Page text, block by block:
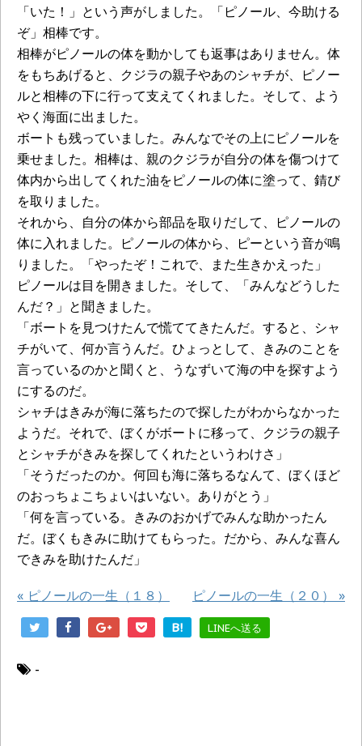
「いた！」という声がしました。「ピノール、今助ける
ぞ」相棒です。
相棒がピノールの体を動かしても返事はありません。体
をもちあげると、クジラの親子やあのシャチが、ピノー
ルと相棒の下に行って支えてくれました。そして、よう
やく海面に出ました。
ボートも残っていました。みんなでその上にピノールを
乗せました。相棒は、親のクジラが自分の体を傷つけて
体内から出してくれた油をピノールの体に塗って、錆び
を取りました。
それから、自分の体から部品を取りだして、ピノールの
体に入れました。ピノールの体から、ピーという音が鳴
りました。「やったぞ！これで、また生きかえった」
ピノールは目を開きました。そして、「みんなどうした
んだ？」と聞きました。
「ボートを見つけたんで慌ててきたんだ。すると、シャ
チがいて、何か言うんだ。ひょっとして、きみのことを
言っているのかと聞くと、うなずいて海の中を探すよう
にするのだ。
シャチはきみが海に落ちたので探したがわからなかった
ようだ。それで、ぼくがボートに移って、クジラの親子
とシャチがきみを探してくれたというわけさ」
「そうだったのか。何回も海に落ちるなんて、ぼくほど
のおっちょこちょいはいない。ありがとう」
「何を言っている。きみのおかげでみんな助かったん
だ。ぼくもきみに助けてもらった。だから、みんな喜ん
できみを助けたんだ」
« ピノールの一生（１８） ピノールの一生（２０） »
B! LINEへ送る
-